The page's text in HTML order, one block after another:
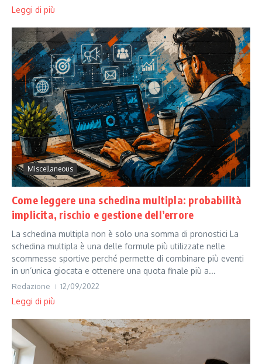
Leggi di più
Miscellaneous
Come leggere una schedina multipla: probabilità
implicita, rischio e gestione dell’errore
La schedina multipla non è solo una somma di pronostici La
schedina multipla è una delle formule più utilizzate nelle
scommesse sportive perché permette di combinare più eventi
in un’unica giocata e ottenere una quota finale più a...
Redazione 12/09/2022
Leggi di più